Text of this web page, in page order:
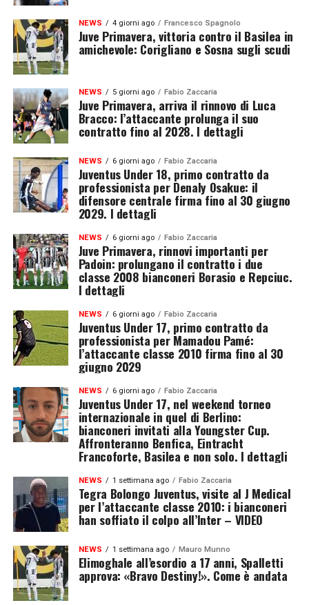
NEWS 4 giorni ago Francesco Spagnolo
Juve Primavera, vittoria contro il Basilea in
amichevole: Corigliano e Sosna sugli scudi
NEWS 5 giorni ago Fabio Zaccaria
Juve Primavera, arriva il rinnovo di Luca
Bracco: l’attaccante prolunga il suo
contratto fino al 2028. I dettagli
NEWS 6 giorni ago Fabio Zaccaria
Juventus Under 18, primo contratto da
professionista per Denaly Osakue: il
difensore centrale firma fino al 30 giugno
2029. I dettagli
NEWS 6 giorni ago Fabio Zaccaria
Juve Primavera, rinnovi importanti per
Padoin: prolungano il contratto i due
classe 2008 bianconeri Borasio e Repciuc.
I dettagli
NEWS 6 giorni ago Fabio Zaccaria
Juventus Under 17, primo contratto da
professionista per Mamadou Pamé:
l’attaccante classe 2010 firma fino al 30
giugno 2029
NEWS 6 giorni ago Fabio Zaccaria
Juventus Under 17, nel weekend torneo
internazionale in quel di Berlino:
bianconeri invitati alla Youngster Cup.
Affronteranno Benfica, Eintracht
Francoforte, Basilea e non solo. I dettagli
NEWS 1 settimana ago Fabio Zaccaria
Tegra Bolongo Juventus, visite al J Medical
per l’attaccante classe 2010: i bianconeri
han soffiato il colpo all’Inter – VIDEO
NEWS 1 settimana ago Mauro Munno
Elimoghale all’esordio a 17 anni, Spalletti
approva: «Bravo Destiny!». Come è andata